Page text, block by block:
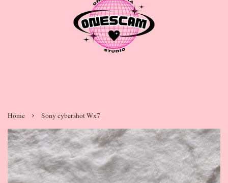
Home › Sony cybershot Wx7